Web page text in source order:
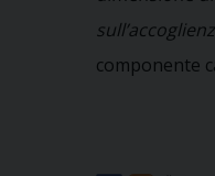
componente